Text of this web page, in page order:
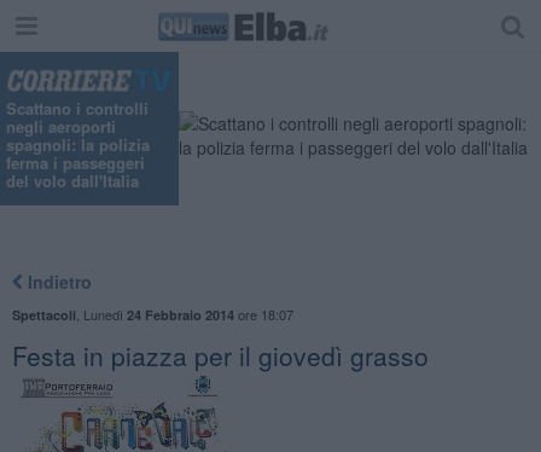
Scattano i controlli
negli aeroporti
spagnoli: la polizia
ferma i passeggeri
del volo dall'Italia
Indietro
Spettacoli Lunedì 24 Febbraio 2014ore 18:07
Festa in piazza per il giovedì grasso